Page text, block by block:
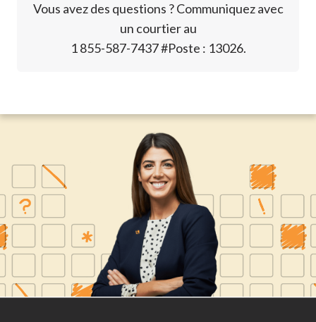
Vous avez des questions ? Communiquez avec
un courtier au
1 855-587-7437 #Poste : 13026.